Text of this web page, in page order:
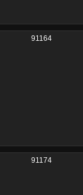
91164
91174